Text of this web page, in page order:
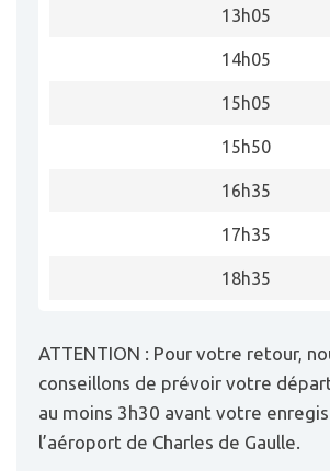
13h05
14h05
15h05
15h50
16h35
17h35
18h35
ATTENTION : Pour votre retour,
conseillons de prévoir votre
au moins 3h30 avant votre
l’aéroport de Charles de Gaulle.